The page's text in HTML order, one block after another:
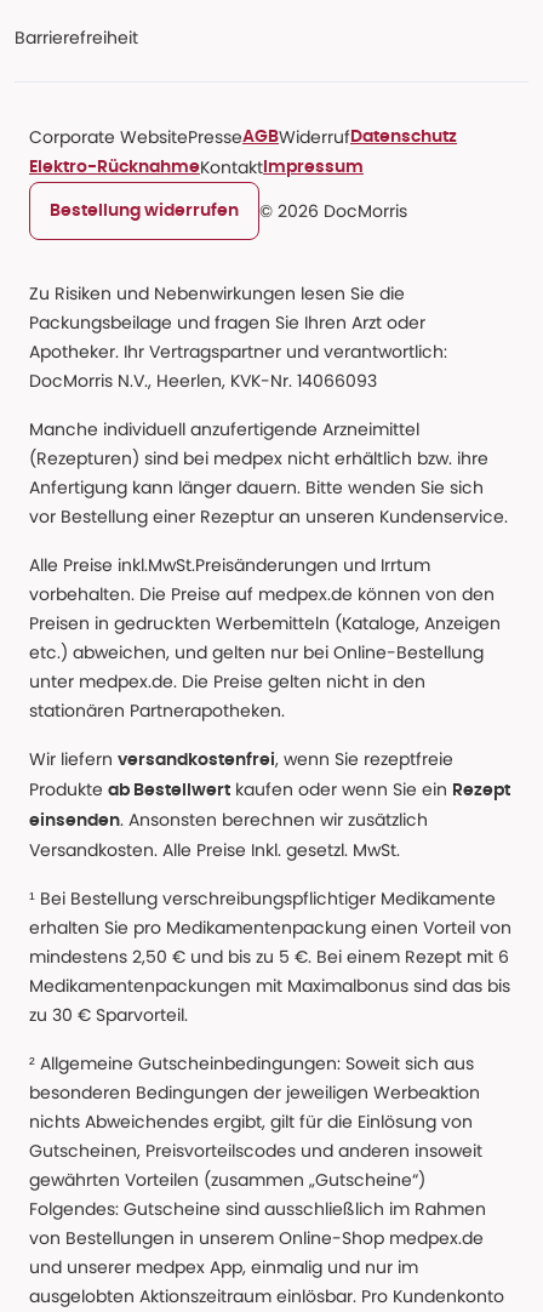
Barrierefreiheit
Corporate WebsitePresseAGBWiderruf Datenschutz
Elektro-RücknahmeKontakt Impressum
Bestellung widerrufen © 2026 DocMorris
Zu Risiken und Nebenwirkungen lesen Sie die
Packungsbeilage und fragen Sie Ihren Arzt oder
Apotheker. Ihr Vertragspartner und verantwortlich:
DocMorris N.V., Heerlen, KVK-Nr. 14066093
Manche individuell anzufertigende Arzneimittel
(Rezepturen) sind bei medpex nicht erhältlich bzw. ihre
Anfertigung kann länger dauern. Bitte wenden Sie sich
vor Bestellung einer Rezeptur an unseren Kundenservice.
Alle Preise inkl.MwSt.Preisänderungen und Irrtum
vorbehalten. Die Preise auf medpex.de können von den
Preisen in gedruckten Werbemitteln (Kataloge, Anzeigen
etc.) abweichen, und gelten nur bei Online-Bestellung
unter medpex.de. Die Preise gelten nicht in den
stationären Partnerapotheken.
Wir liefern versandkostenfrei, wenn Sie rezeptfreie
Produkte ab Bestellwert kaufen oder wenn Sie ein Rezept
einsenden. Ansonsten berechnen wir zusätzlich
Versandkosten. Alle Preise Inkl. gesetzl. MwSt.
¹ Bei Bestellung verschreibungspflichtiger Medikamente
erhalten Sie pro Medikamentenpackung einen Vorteil von
mindestens 2,50 € und bis zu 5 €. Bei einem Rezept mit 6
Medikamentenpackungen mit Maximalbonus sind das bis
zu 30 € Sparvorteil.
² Allgemeine Gutscheinbedingungen: Soweit sich aus
besonderen Bedingungen der jeweiligen Werbeaktion
nichts Abweichendes ergibt, gilt für die Einlösung von
Gutscheinen, Preisvorteilscodes und anderen insoweit
gewährten Vorteilen (zusammen „Gutscheine“)
Folgendes: Gutscheine sind ausschließlich im Rahmen
von Bestellungen in unserem Online-Shop medpex.de
und unserer medpex App, einmalig und nur im
ausgelobten Aktionszeitraum einlösbar. Pro Kundenkonto